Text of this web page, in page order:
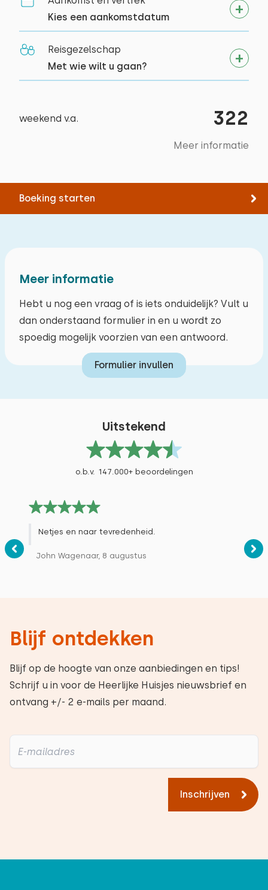
Kies een aankomstdatum
Reisgezelschap
Met wie wilt u gaan?
weekend v.a. 322
Meer informatie
Boeking starten
Zeilen
Wandelen
Meer informatie
Hebt u nog een vraag of is iets onduidelijk? Vult u
dan onderstaand formulier in en u wordt zo
spoedig mogelijk voorzien van een antwoord.
Formulier invullen
Uitstekend
o.b.v. 147.000+ beoordelingen
Netjes en naar tevredenheid.
John Wagenaar, 8 augustus
Blijf ontdekken
Blijf op de hoogte van onze aanbiedingen en tips!
Schrijf u in voor de Heerlijke Huisjes nieuwsbrief en
ontvang +/- 2 e-mails per maand.
Inschrijven